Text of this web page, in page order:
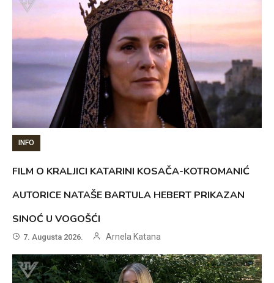
INFO
FILM O KRALJICI KATARINI KOSAČA-KOTROMANIĆ
AUTORICE NATAŠE BARTULA HEBERT PRIKAZAN
SINOĆ U VOGOŠĆI
7. Augusta 2026. Arnela Katana